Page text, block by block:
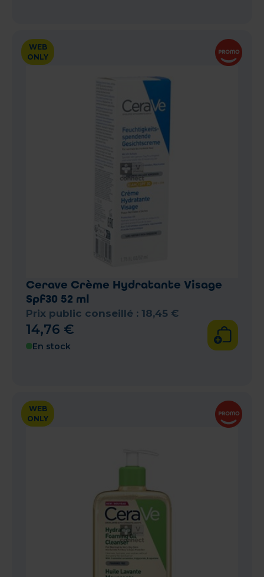
WEB
ONLY
Cerave Crème Hydratante Visage
Spf30 52 ml
Prix public conseillé : 18,45 €
14,76 €
En stock
WEB
ONLY